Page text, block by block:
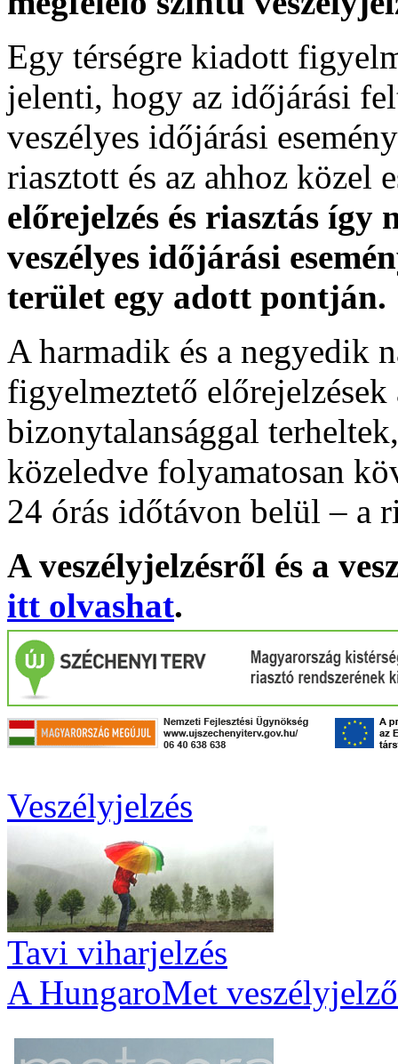
Egy térségre kiadott
jelenti, hogy az időjárási
veszélyes időjárási
riasztott és az ahhoz közel
előrejelzés és riasztás
veszélyes időjárási
terület egy adott pontján.
A harmadik és a negyedik
figyelmeztető
bizonytalansággal
közeledve folyamatosan
24 órás időtávon belül – a
A veszélyjelzésről és a
itt olvashat.
Veszélyjelzés
Tavi viharjelzés
A HungaroMet